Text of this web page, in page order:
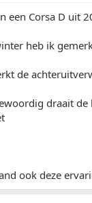
een Corsa D uit
heb ik
de
draait
ook deze